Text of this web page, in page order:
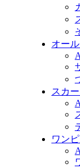
オー
スカー
ワン